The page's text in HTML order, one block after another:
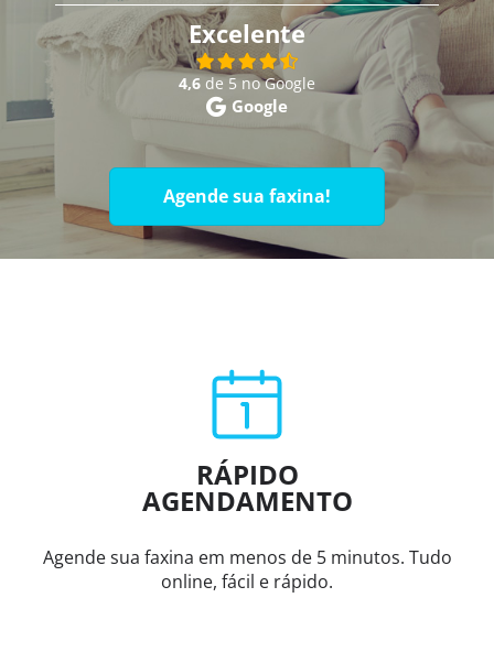
Excelente
4,6 de 5 no Google
Google
Agende sua faxina!
RÁPIDO
AGENDAMENTO
Agende sua faxina em menos de 5 minutos. Tudo
online, fácil e rápido.